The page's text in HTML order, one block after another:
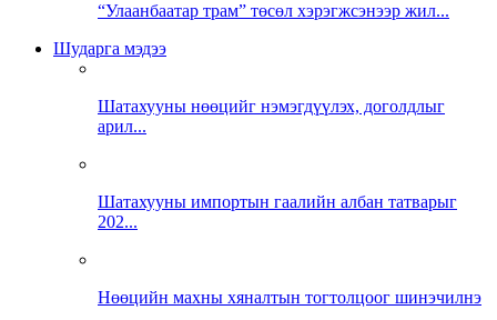
“Улаанбаатар трам” төсөл хэрэгжсэнээр жил...
Шударга мэдээ
Шатахууны нөөцийг нэмэгдүүлэх, доголдлыг
арил...
Шатахууны импортын гаалийн албан татварыг
202...
Нөөцийн махны хяналтын тогтолцоог шинэчилнэ